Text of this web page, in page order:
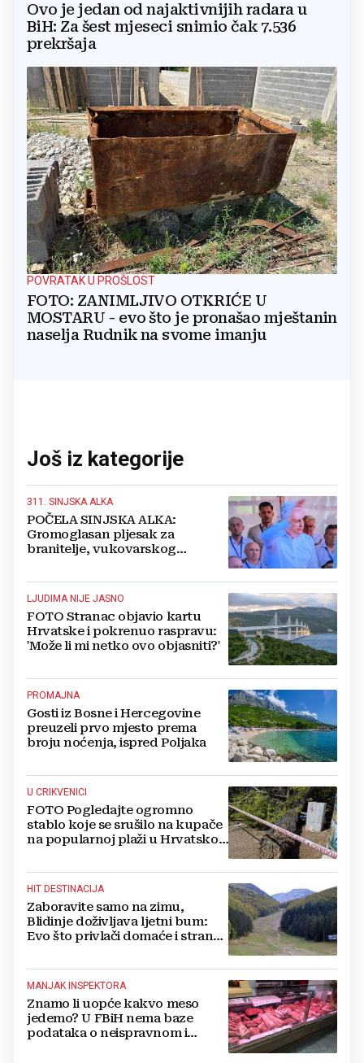
Ovo je jedan od najaktivnijih radara u
BiH: Za šest mjeseci snimio čak 7.536
prekršaja
POVRATAK U PROŠLOST
FOTO: ZANIMLJIVO OTKRIĆE U
MOSTARU - evo što je pronašao mještanin
naselja Rudnik na svome imanju
Još iz kategorije
311. SINJSKA ALKA
POČELA SINJSKA ALKA:
Gromoglasan pljesak za
branitelje, vukovarskog
LJUDIMA NIJE JASNO
FOTO Stranac objavio kartu
Hrvatske i pokrenuo raspravu:
'Može li mi netko ovo objasniti?'
PROMAJNA
Gosti iz Bosne i Hercegovine
preuzeli prvo mjesto prema
broju noćenja, ispred Poljaka
U CRIKVENICI
FOTO Pogledajte ogromno
stablo koje se srušilo na kupače
na popularnoj plaži u Hrvatskoj:
HIT DESTINACIJA
Zaboravite samo na zimu,
Blidinje doživljava ljetni bum:
Evo što privlači domaće i strane
MANJAK INSPEKTORA
Znamo li uopće kakvo meso
jedemo? U FBiH nema baze
podataka o neispravnom i